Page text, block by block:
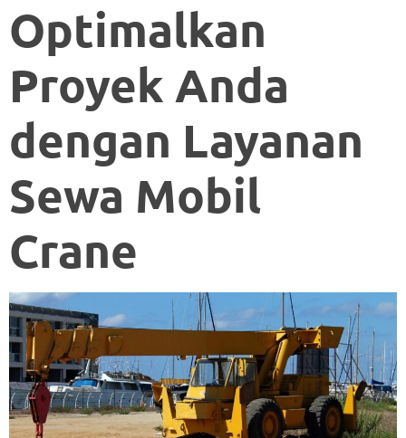
Optimalkan
Proyek Anda
dengan Layanan
Sewa Mobil
Crane